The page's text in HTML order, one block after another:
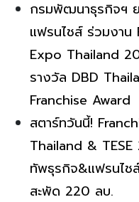
กรมพัฒนาธุรกิจฯ
แฟรนไชส์ ร่วมงาน
Expo Thailand
รางวัล DBD
Franchise Award
สตาร์ทวันนี้!
Thailand &
ทัพธุรกิจ&แฟรนไช
สะพัด 220 ลบ.